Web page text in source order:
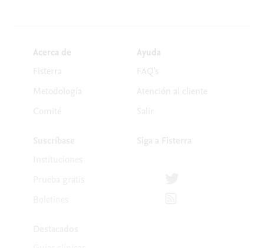
Acerca de
Fisterra
Metodología
Ayuda
FAQ's
Atención al cliente